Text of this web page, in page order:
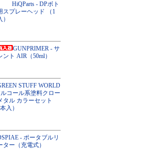
HiQParts - DPボト
スプレーヘッド （1
GUNPRIMER - サ
ント AIR（50ml）
STUFF WORLD
コール系塗料クロー
タル カラーセット
本入）
- ポータブルリ
ター（充電式）